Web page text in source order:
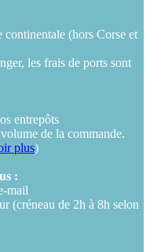
(hors Corse et
les frais de ports sont
entrepôts
de la commande.
plus)
:
mail
(créneau de 2h à 8h selon